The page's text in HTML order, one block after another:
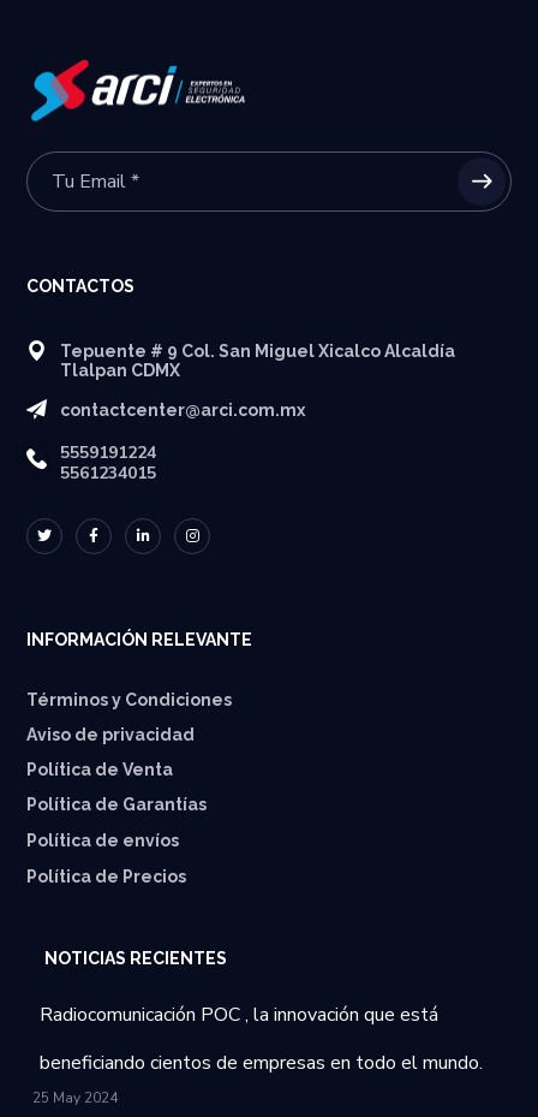
CONTACTOS
Tepuente # 9 Col. San Miguel Xicalco Alcaldía
Tlalpan CDMX
contactcenter@arci.com.mx
5559191224
5561234015
INFORMACIÓN RELEVANTE
Términos y Condiciones
Aviso de privacidad
Política de Venta
Política de Garantías
⁠Política de envíos
Política de Precios
NOTICIAS RECIENTES
Radiocomunicación POC , la innovación que está
beneficiando cientos de empresas en todo el mundo.
25 May 2024